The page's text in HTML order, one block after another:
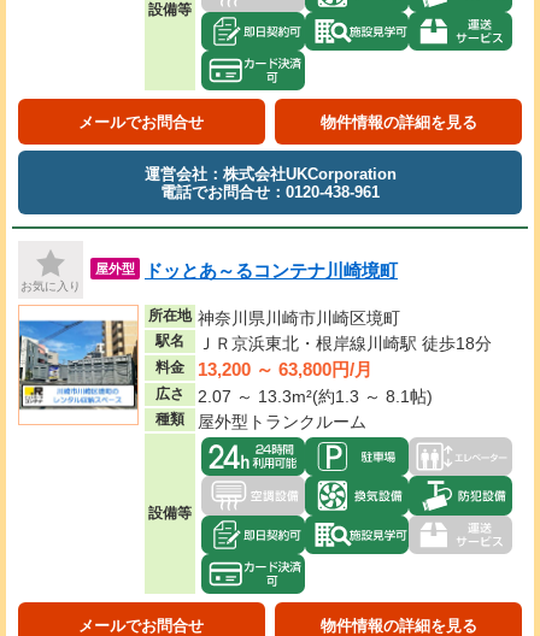
設備等
メールでお問合せ 物件情報の詳細を見る
運営会社：株式会社UKCorporation
電話でお問合せ：0120-438-961
お気に入り
屋外型 ドッとあ～るコンテナ川崎境町
所在地 神奈川県川崎市川崎区境町
駅名 ＪＲ京浜東北・根岸線川崎駅 徒歩18分
料金 13,200 ～ 63,800円/月
広さ 2.07 ～ 13.3m²(約1.3 ～ 8.1帖)
種類 屋外型トランクルーム
設備等
メールでお問合せ 物件情報の詳細を見る